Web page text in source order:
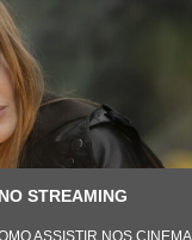
STREAMING
ASSISTIR NOS